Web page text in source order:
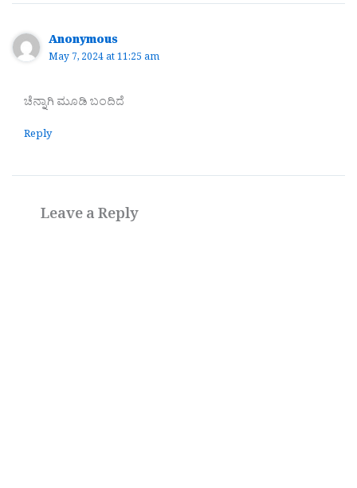
Anonymous
May 7, 2024 at 11:25 am
ಚೆನ್ನಾಗಿ ಮೂಡಿ ಬಂದಿದೆ
Reply
Leave a Reply